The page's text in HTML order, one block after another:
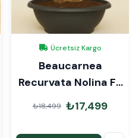
Ücretsiz Kargo
Beaucarnea
Recurvata Nolina Fil
Ayağı 100-110cm
₺18,499 ₺17,499